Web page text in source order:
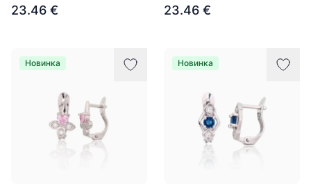
23.46 € 23.46 €
Новинка Новинка